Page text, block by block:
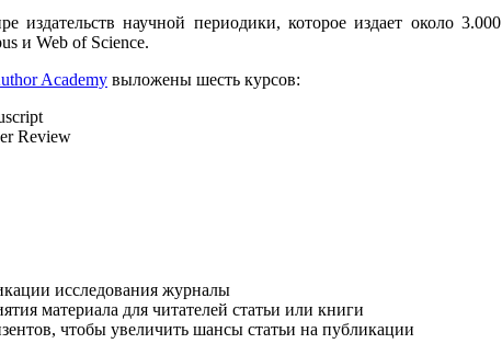
научной периодики, которое издает около 3.000
и Web of Science.
Academy выложены шесть курсов:
Review
исследования журналы
материала для читателей статьи или книги
чтобы увеличить шансы статьи на публикации